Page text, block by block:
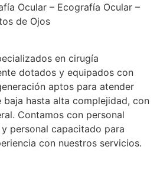
Ocular – Ecografía Ocular –
de Ojos
en cirugía
dotados y equipados con
aptos para atender
hasta alta complejidad, con
Contamos con personal
personal capacitado para
con nuestros servicios.